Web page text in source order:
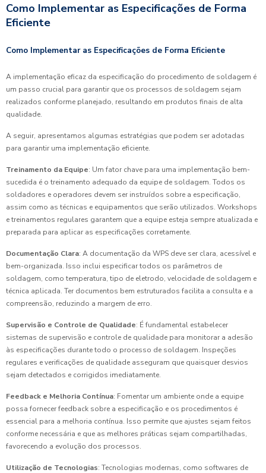
Como Implementar as Especificações de Forma
Eficiente
Como Implementar as Especificações de Forma Eficiente
A implementação eficaz da especificação do procedimento de soldagem é
um passo crucial para garantir que os processos de soldagem sejam
realizados conforme planejado, resultando em produtos finais de alta
qualidade.
A seguir, apresentamos algumas estratégias que podem ser adotadas
para garantir uma implementação eficiente.
Treinamento da Equipe: Um fator chave para uma implementação bem-
sucedida é o treinamento adequado da equipe de soldagem. Todos os
soldadores e operadores devem ser instruídos sobre a especificação,
assim como as técnicas e equipamentos que serão utilizados. Workshops
e treinamentos regulares garantem que a equipe esteja sempre atualizada e
preparada para aplicar as especificações corretamente.
Documentação Clara: A documentação da WPS deve ser clara, acessível e
bem-organizada. Isso inclui especificar todos os parâmetros de
soldagem, como temperatura, tipo de eletrodo, velocidade de soldagem e
técnica aplicada. Ter documentos bem estruturados facilita a consulta e a
compreensão, reduzindo a margem de erro.
Supervisão e Controle de Qualidade: É fundamental estabelecer
sistemas de supervisão e controle de qualidade para monitorar a adesão
às especificações durante todo o processo de soldagem. Inspeções
regulares e verificações de qualidade asseguram que quaisquer desvios
sejam detectados e corrigidos imediatamente.
Feedback e Melhoria Contínua: Fomentar um ambiente onde a equipe
possa fornecer feedback sobre a especificação e os procedimentos é
essencial para a melhoria contínua. Isso permite que ajustes sejam feitos
conforme necessária e que as melhores práticas sejam compartilhadas,
favorecendo a evolução dos processos.
Utilização de Tecnologias: Tecnologias modernas, como softwares de